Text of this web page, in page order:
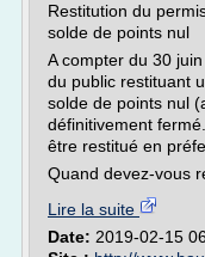
Restitution du
solde de points nul
A compter du 30
du public restituant
solde de points nul
définitivement
être restitué en
Quand devez-vous
Lire la suite
Date: 2019-02-15